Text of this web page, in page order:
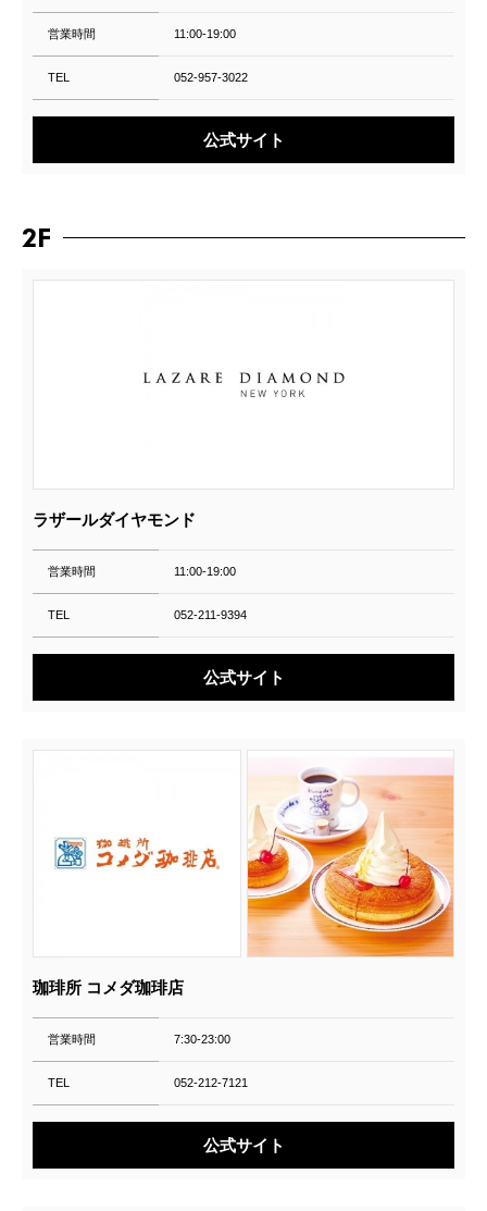
営業時間 11:00-19:00
TEL 052-957-3022
公式サイト
2F
ラザールダイヤモンド
営業時間 11:00-19:00
TEL 052-211-9394
公式サイト
珈琲所 コメダ珈琲店
営業時間 7:30-23:00
TEL 052-212-7121
公式サイト